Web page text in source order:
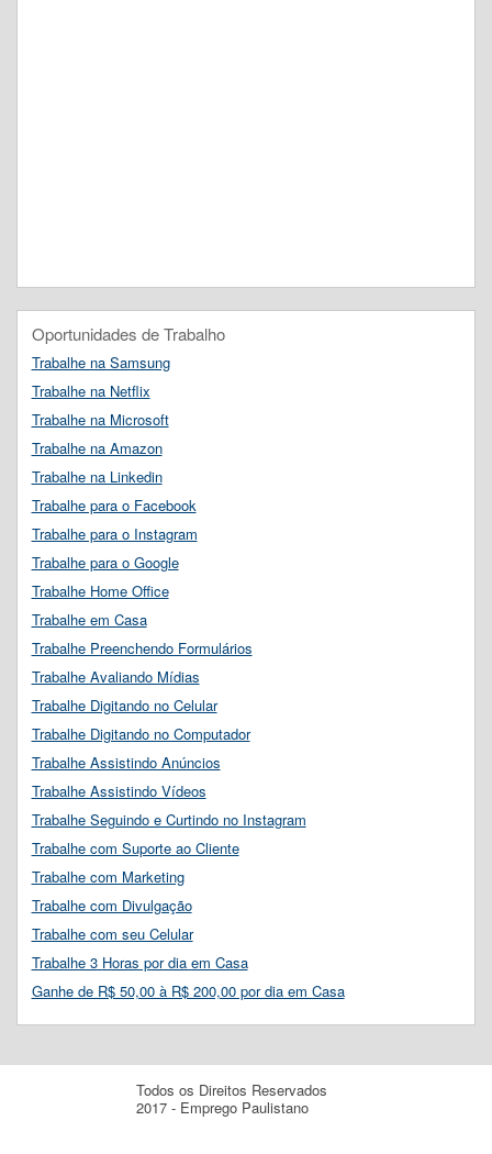
Oportunidades de Trabalho
Trabalhe na Samsung
Trabalhe na Netflix
Trabalhe na Microsoft
Trabalhe na Amazon
Trabalhe na Linkedin
Trabalhe para o Facebook
Trabalhe para o Instagram
Trabalhe para o Google
Trabalhe Home Office
Trabalhe em Casa
Trabalhe Preenchendo Formulários
Trabalhe Avaliando Mídias
Trabalhe Digitando no Celular
Trabalhe Digitando no Computador
Trabalhe Assistindo Anúncios
Trabalhe Assistindo Vídeos
Trabalhe Seguindo e Curtindo no Instagram
Trabalhe com Suporte ao Cliente
Trabalhe com Marketing
Trabalhe com Divulgação
Trabalhe com seu Celular
Trabalhe 3 Horas por dia em Casa
Ganhe de R$ 50,00 à R$ 200,00 por dia em Casa
Todos os Direitos Reservados
2017 - Emprego Paulistano